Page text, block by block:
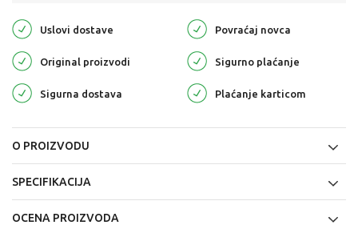
Uslovi dostave Povraćaj novca
Original proizvodi Sigurno plaćanje
Sigurna dostava Plaćanje karticom
O PROIZVODU
SPECIFIKACIJA
OCENA PROIZVODA